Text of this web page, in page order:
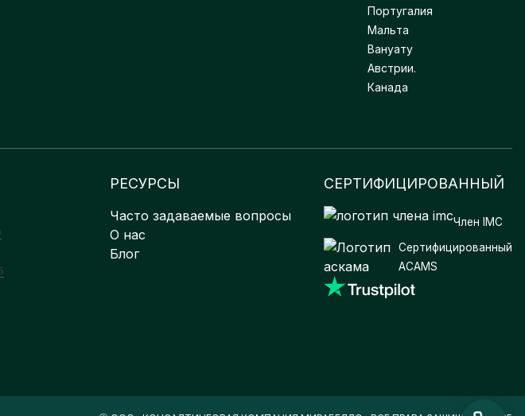
Португалия
Мальта
Вануату
Австрии.
Канада
РЕСУРСЫ
Часто задаваемые вопросы
О нас
Блог
СЕРТИФИЦИРОВАННЫЙ
Член IMC
Сертифицированный
ACAMS